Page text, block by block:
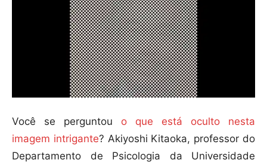
Você se perguntou o que está oculto nesta
imagem intrigante? Akiyoshi Kitaoka, professor do
Departamento de Psicologia da Universidade